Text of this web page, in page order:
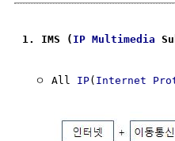
1. IMS ( IP Multimedia
  ㅇ All
IP( Internet